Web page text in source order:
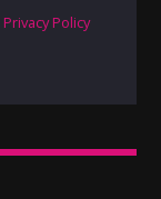
Privacy Policy